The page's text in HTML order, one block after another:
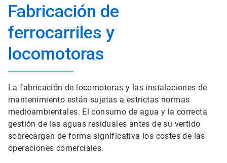
Fabricación de
ferrocarriles y
locomotoras
La fabricación de locomotoras y las instalaciones de
mantenimiento están sujetas a estrictas normas
medioambientales. El consumo de agua y la correcta
gestión de las aguas residuales antes de su vertido
sobrecargan de forma significativa los costes de las
operaciones comerciales.